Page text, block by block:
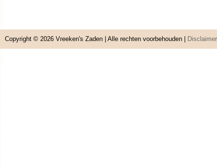
Copyright © 2026 Vreeken's Zaden | Alle rechten voorbehouden | Disclaimer